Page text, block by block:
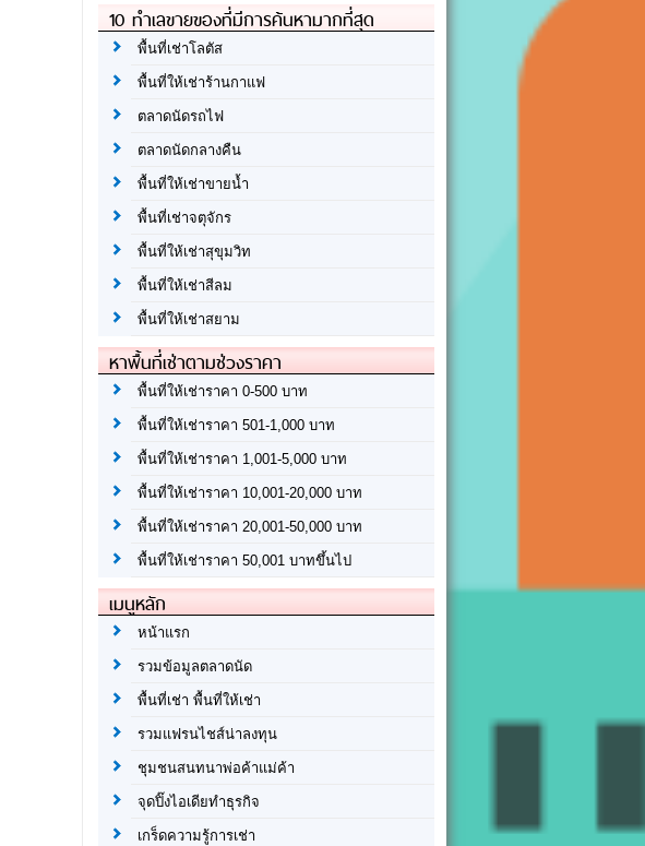
10 ทำเลขายของที่มีการค้นหามากที่สุด
พื้นที่เช่าโลตัส
พื้นที่ให้เช่าร้านกาแฟ
ตลาดนัดรถไฟ
ตลาดนัดกลางคืน
พื้นที่ให้เช่าขายน้ำ
พื้นที่เช่าจตุจักร
พื้นที่ให้เช่าสุขุมวิท
พื้นที่ให้เช่าสีลม
พื้นที่ให้เช่าสยาม
หาพื้นที่เช่าตามช่วงราคา
พื้นที่ให้เช่าราคา 0-500 บาท
พื้นที่ให้เช่าราคา 501-1,000 บาท
พื้นที่ให้เช่าราคา 1,001-5,000 บาท
พื้นที่ให้เช่าราคา 10,001-20,000 บาท
พื้นที่ให้เช่าราคา 20,001-50,000 บาท
พื้นที่ให้เช่าราคา 50,001 บาทขึ้นไป
เมนูหลัก
หน้าแรก
รวมข้อมูลตลาดนัด
พื้นที่เช่า พื้นที่ให้เช่า
รวมแฟรนไชส์น่าลงทุน
ชุมชนสนทนาพ่อค้าแม่ค้า
จุดปิ๊งไอเดียทำธุรกิจ
เกร็ดความรู้การเช่า